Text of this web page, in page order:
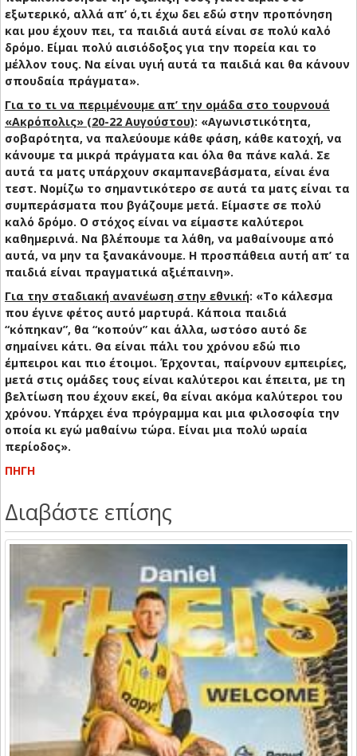
εξωτερικό, αλλά απ’ ό,τι έχω δει εδώ στην προπόνηση
και μου έχουν πει, τα παιδιά αυτά είναι σε πολύ καλό
δρόμο. Είμαι πολύ αισιόδοξος για την πορεία και το
μέλλον τους. Να είναι υγιή αυτά τα παιδιά και θα κάνουν
σπουδαία πράγματα».
Για το τι να περιμένουμε απ’ την ομάδα στο τουρνουά
«Ακρόπολις» (20-22 Αυγούστου): «Αγωνιστικότητα,
σοβαρότητα, να παλεύουμε κάθε φάση, κάθε κατοχή, να
κάνουμε τα μικρά πράγματα και όλα θα πάνε καλά. Σε
αυτά τα ματς υπάρχουν σκαμπανεβάσματα, είναι ένα
τεστ. Νομίζω το σημαντικότερο σε αυτά τα ματς είναι τα
συμπεράσματα που βγάζουμε μετά. Είμαστε σε πολύ
καλό δρόμο. Ο στόχος είναι να είμαστε καλύτεροι
καθημερινά. Να βλέπουμε τα λάθη, να μαθαίνουμε από
αυτά, να μην τα ξανακάνουμε. Η προσπάθεια αυτή απ’ τα
παιδιά είναι πραγματικά αξιέπαινη».
Για την σταδιακή ανανέωση στην εθνική: «Το κάλεσμα
που έγινε φέτος αυτό μαρτυρά. Κάποια παιδιά
“κόπηκαν”, θα “κοπούν” και άλλα, ωστόσο αυτό δε
σημαίνει κάτι. Θα είναι πάλι του χρόνου εδώ πιο
έμπειροι και πιο έτοιμοι. Έρχονται, παίρνουν εμπειρίες,
μετά στις ομάδες τους είναι καλύτεροι και έπειτα, με τη
βελτίωση που έχουν εκεί, θα είναι ακόμα καλύτεροι του
χρόνου. Υπάρχει ένα πρόγραμμα και μια φιλοσοφία την
οποία κι εγώ μαθαίνω τώρα. Είναι μια πολύ ωραία
περίοδος».
ΠΗΓΗ
Διαβάστε επίσης